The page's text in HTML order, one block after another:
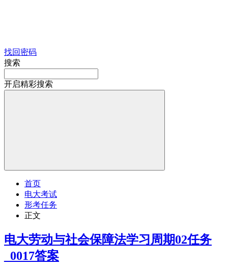
找回密码
搜索
开启精彩搜索
首页
电大考试
形考任务
正文
电大劳动与社会保障法学习周期02任务
_0017答案